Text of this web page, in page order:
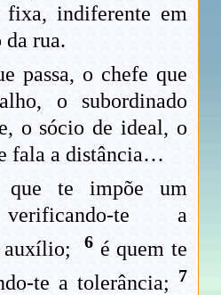
fixa, indiferente em
da rua.
passa, o chefe que
o subordinado
o sócio de ideal, o
fala a distância…
te impõe um
te a
auxílio;
6é quem te
te a tolerância; 7